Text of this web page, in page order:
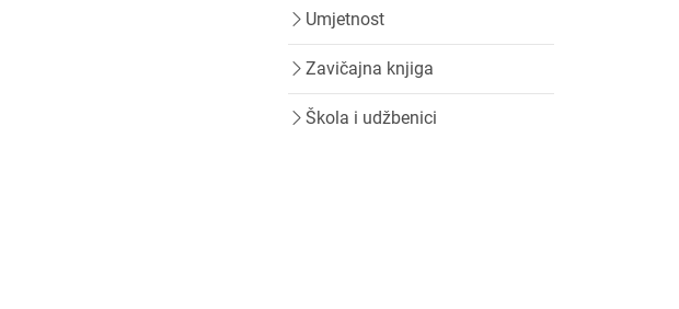
Umjetnost
Zavičajna knjiga
Škola i udžbenici